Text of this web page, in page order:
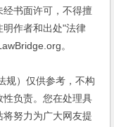
书面许可，不得擅
明作者和出处"法律
。
）仅供参考，不构
负责。您在处理具
努力为广大网友提